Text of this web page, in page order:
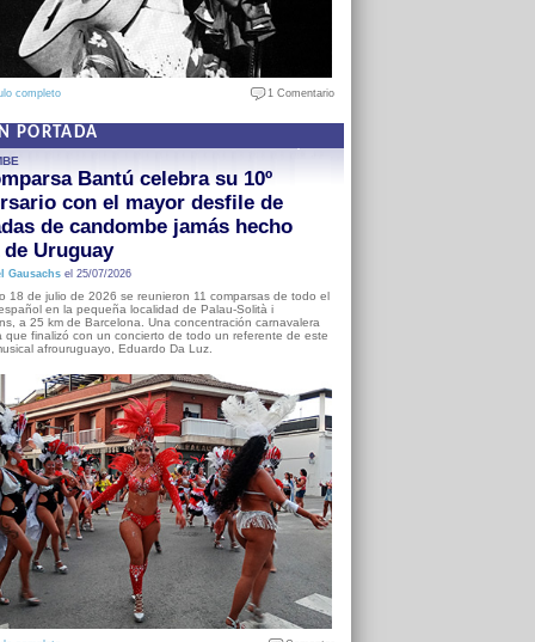
completo 1 Comentario
PORTADA
Bantú celebra su 10º
con el mayor desfile de
de candombe jamás hecho
Uruguay
Gausachsel 25/07/2026
18 de julio de 2026 se reunieron 11 comparsas de todo el
en la pequeña localidad de Palau-Solità i
a 25 km de Barcelona. Una concentración carnavalera
que finalizó con un concierto de todo un referente de este
afrouruguayo, Eduardo Da Luz.